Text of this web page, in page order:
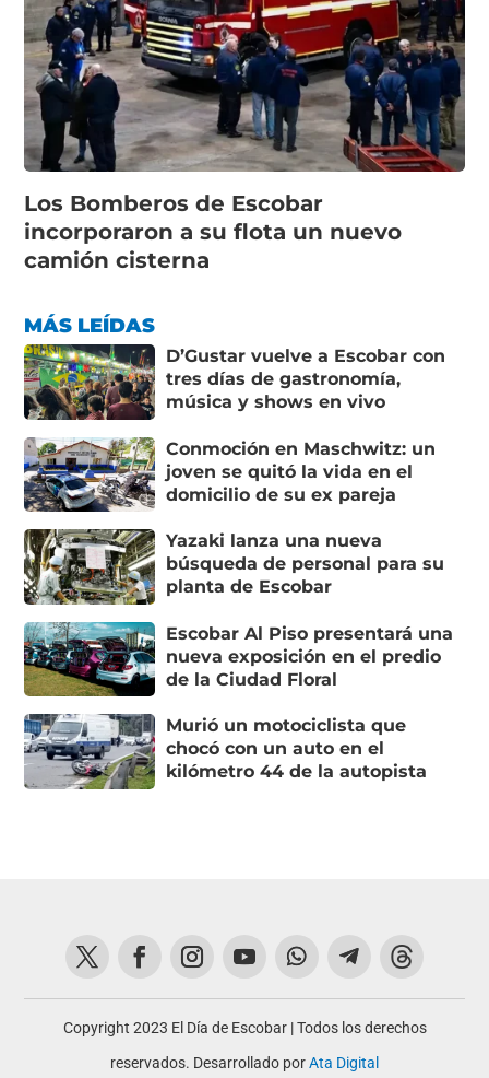
Los Bomberos de Escobar
incorporaron a su flota un nuevo
camión cisterna
MÁS LEÍDAS
D’Gustar vuelve a Escobar con
tres días de gastronomía,
música y shows en vivo
Conmoción en Maschwitz: un
joven se quitó la vida en el
domicilio de su ex pareja
Yazaki lanza una nueva
búsqueda de personal para su
planta de Escobar
Escobar Al Piso presentará una
nueva exposición en el predio
de la Ciudad Floral
Murió un motociclista que
chocó con un auto en el
kilómetro 44 de la autopista
Copyright 2023 El Día de Escobar | Todos los derechos
reservados. Desarrollado porAta Digital